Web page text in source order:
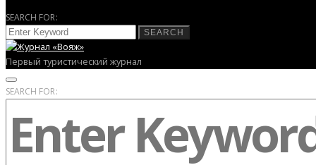
SEARCH FOR:
SEARCH
Первый туристический журнал
SEARCH FOR: